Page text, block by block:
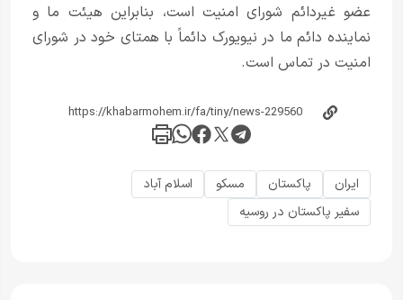
عضو غیردائم شورای امنیت است، بنابراین هیئت ما و
نماینده دائم ما در نیویورک دائماً با همتای خود در شورای
امنیت در تماس است.
ایران پاکستان مسکو
اسلام آباد
سفیر پاکستان در روسیه